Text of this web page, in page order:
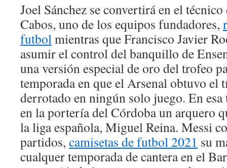
Joel Sánchez se convertirá en el
Cabos, uno de los equipos fundadores,
futbolmientras que Francisco Javier
asumir el control del banquillo de
una versión especial de oro del trofeo
temporada en que el Arsenal obtuvo el
derrotado en ningún solo juego. En esa
en la portería del Córdoba un arquero
la liga española, Miguel Reina. Messi
partidos, camisetas de futbol 2021 su
cualquer temporada de cantera en el